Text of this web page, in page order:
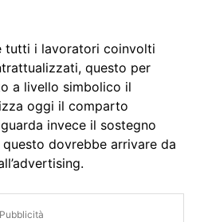
tutti i lavoratori coinvolti
questo per
a livello simbolico il
oggi il comparto
invece il sostegno
dovrebbe arrivare da
Pubblicità